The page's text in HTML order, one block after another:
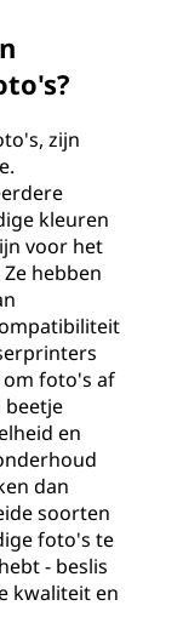
zijn
kleuren
voor het
hebben
foto's af
beetje
en
dan
soorten
foto's te
- beslis
kwaliteit en